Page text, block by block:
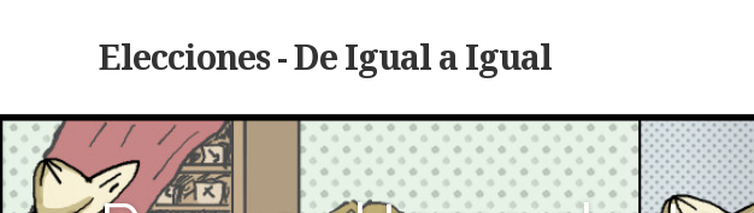
Elecciones - De Igual a Igual